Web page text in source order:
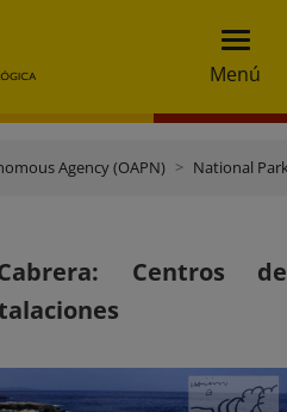
Menú
Agency (OAPN) National
Centros de